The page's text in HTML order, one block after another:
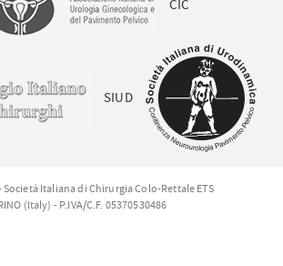
CIC
SIUD
Società Italiana di Chirurgia Colo-Rettale ETS
(Italy) - P.IVA/C.F. 05370530486